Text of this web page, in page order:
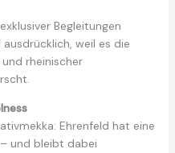
Begleitungen
weil es die
rheinischer
Ehrenfeld hat eine
und bleibt dabei